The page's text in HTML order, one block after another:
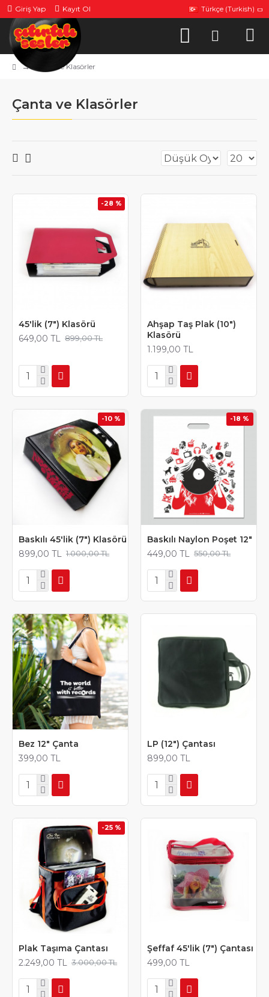
Giriş Yap Kayıt Ol Türkçe (Turkish)
Çanta ve Klasörler
Çanta ve Klasörler
-28 %
45'lik (7") Klasörü
649,00 TL 899,00 TL
Ahşap Taş Plak (10")
Klasörü
1.199,00 TL
-10 %
Baskılı 45'lik (7") Klasörü
899,00 TL 1.000,00 TL
-18 %
Baskılı Naylon Poşet 12"
449,00 TL 550,00 TL
Bez 12" Çanta
399,00 TL
LP (12") Çantası
899,00 TL
-25 %
Plak Taşıma Çantası
2.249,00 TL 3.000,00 TL
Şeffaf 45'lik (7") Çantası
499,00 TL